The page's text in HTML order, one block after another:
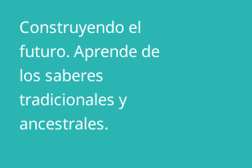
Construyendo el
futuro. Aprende de
los saberes
tradicionales y
ancestrales.